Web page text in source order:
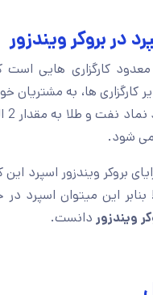
در بروکر ویندزور
کارگزاری هایی است
کارگزاری ها، به مشتریان
می شود.
بروکر ویندزور اسپرد این
است! بنابر این میتوان اسپرد
ویندزور دانست.